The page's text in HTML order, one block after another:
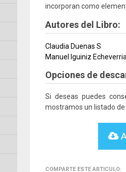
incorporan como
Autores del Libro:
Claudia Duenas S
Manuel Iguiniz Echeverria
Opciones de
Si deseas puedes
mostramos un listado
COMPARTE ESTE ARTICULO: